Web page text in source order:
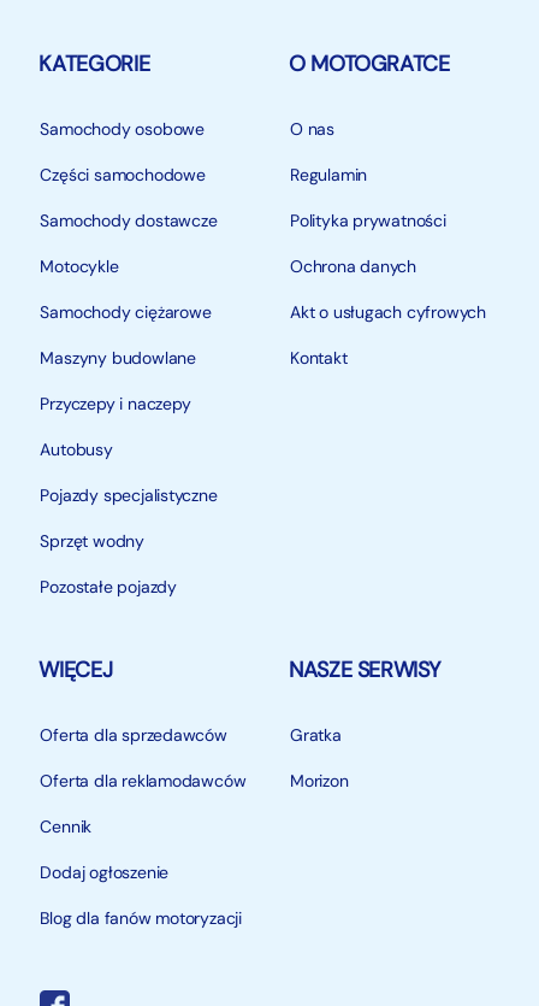
KATEGORIE
Samochody osobowe
Części samochodowe
Samochody dostawcze
Motocykle
Samochody ciężarowe
Maszyny budowlane
Przyczepy i naczepy
Autobusy
Pojazdy specjalistyczne
Sprzęt wodny
Pozostałe pojazdy
O MOTOGRATCE
O nas
Regulamin
Polityka prywatności
Ochrona danych
Akt o usługach cyfrowych
Kontakt
WIĘCEJ
Oferta dla sprzedawców
Oferta dla reklamodawców
Cennik
Dodaj ogłoszenie
Blog dla fanów motoryzacji
NASZE SERWISY
Gratka
Morizon